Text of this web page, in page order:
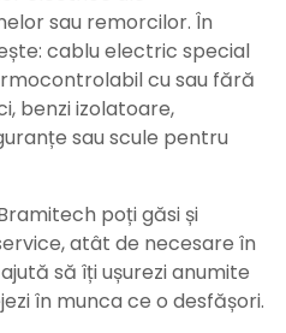
sau remorcilor. În
cablu electric special
cu sau fără
benzi izolatoare,
sau scule pentru
poți găsi și
atât de necesare în
să îți ușurezi anumite
în munca ce o desfășori.